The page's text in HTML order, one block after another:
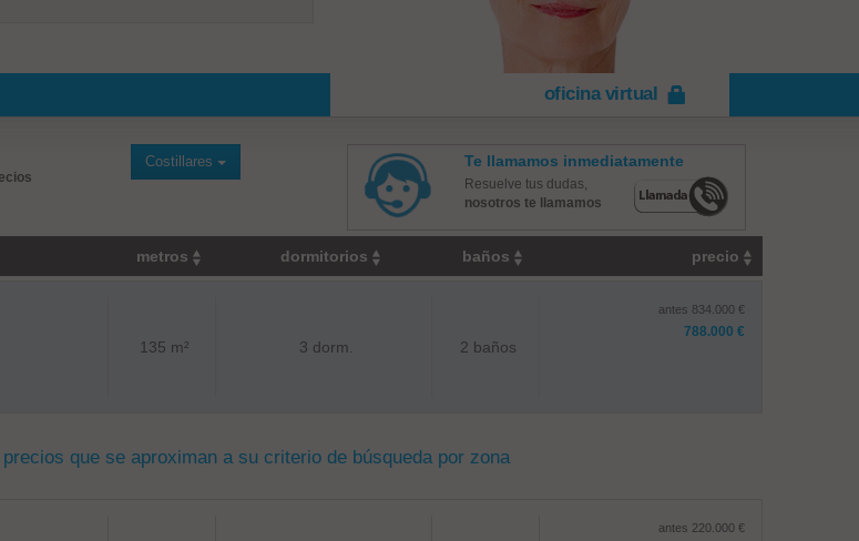
oficina virtual
Costillares Te llamamos inmediatamente
Resuelve tus dudas,
nosotros te llamamos
metros dormitorios baños precio
135 m² 3 dorm. 2 baños
antes 834.000 €
788.000 €
que se aproximan a su criterio de búsqueda por zona
antes 220.000 €